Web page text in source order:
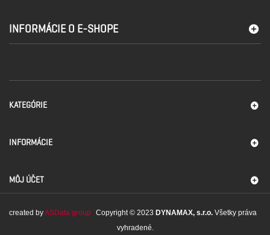
INFORMÁCIE O E-SHOPE
KATEGÓRIE
INFORMÁCIE
MÔJ ÚČET
created byASData group Copyright © 2023 DYNAMAX, s.r.o.Všetky práva
vyhradené.